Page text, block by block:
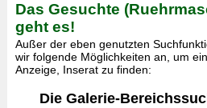
Das Gesuchte
geht es!
Außer der eben genutzten
wir folgende Möglichkeiten an, um
Anzeige, Inserat zu finden:
Die Galerie-